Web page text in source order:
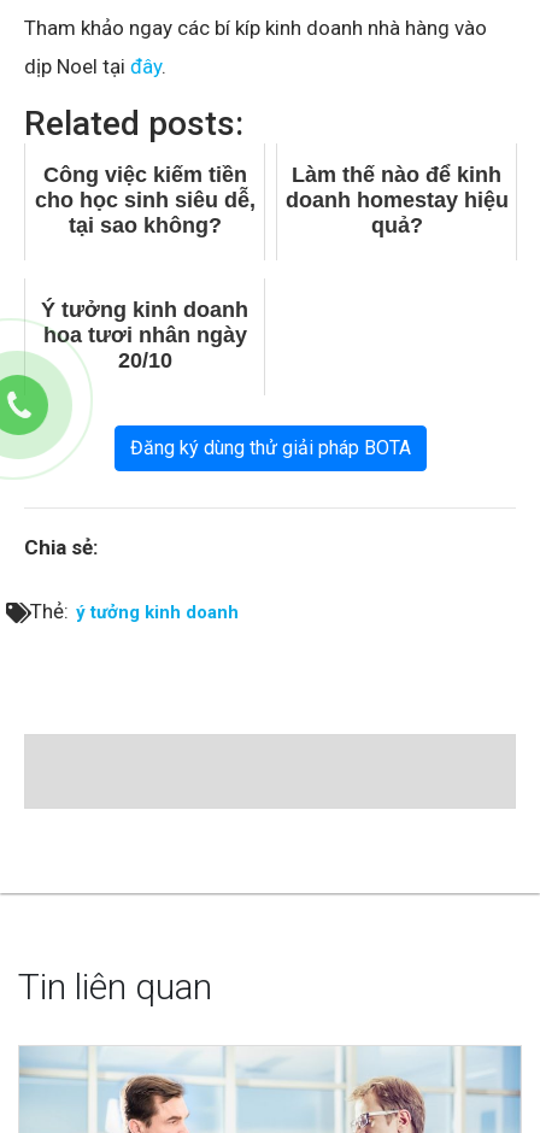
Tham khảo ngay các bí kíp kinh doanh nhà hàng vào
dịp Noel tại đây.
Related posts:
Công việc kiếm tiền
cho học sinh siêu dễ,
tại sao không?
Làm thế nào để kinh
doanh homestay hiệu
quả?
Ý tưởng kinh doanh
hoa tươi nhân ngày
20/10
Đăng ký dùng thử giải pháp BOTA
Chia sẻ:
Thẻ: ý tưởng kinh doanh
Tin liên quan